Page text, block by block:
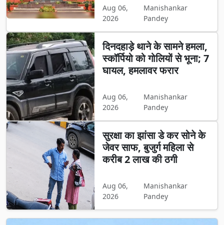
Aug 06,
2026
Manishankar
Pandey
दिनदहाड़े थाने के सामने हमला,
स्कॉर्पियो को गोलियों से भूना; 7
घायल, हमलावर फरार
Aug 06,
2026
Manishankar
Pandey
सुरक्षा का झांसा डे कर सोने के
जेवर साफ, बुजुर्ग महिला से
करीब 2 लाख की ठगी
Aug 06,
2026
Manishankar
Pandey